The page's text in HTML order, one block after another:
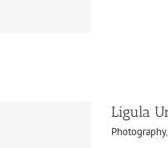
Ligula
Photography,